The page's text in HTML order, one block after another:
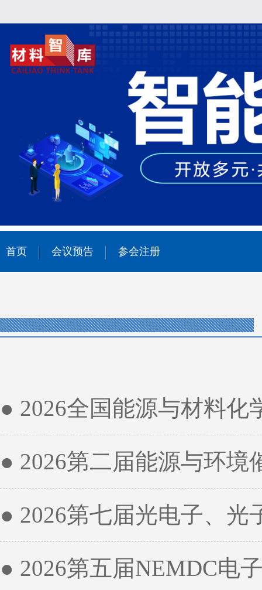
首页 会议预告 参会注册
● 2026全国能源与材料化
● 2026第二届能源与环境
● 2026第七届光电子、光
● 2026第五届NEMDC电